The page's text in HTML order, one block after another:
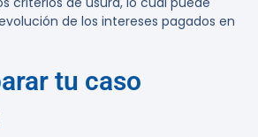
de los intereses pagados en
tu caso